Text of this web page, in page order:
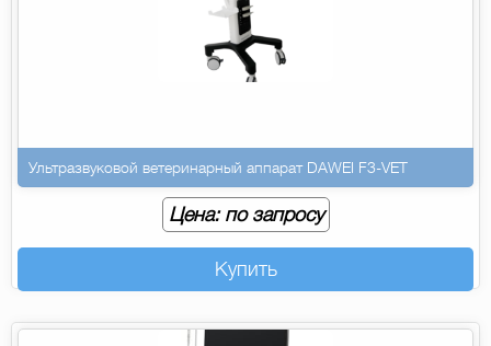
Ультразвуковой ветеринарный аппарат DAWEI F3-VET
Цена: по запросу
Купить